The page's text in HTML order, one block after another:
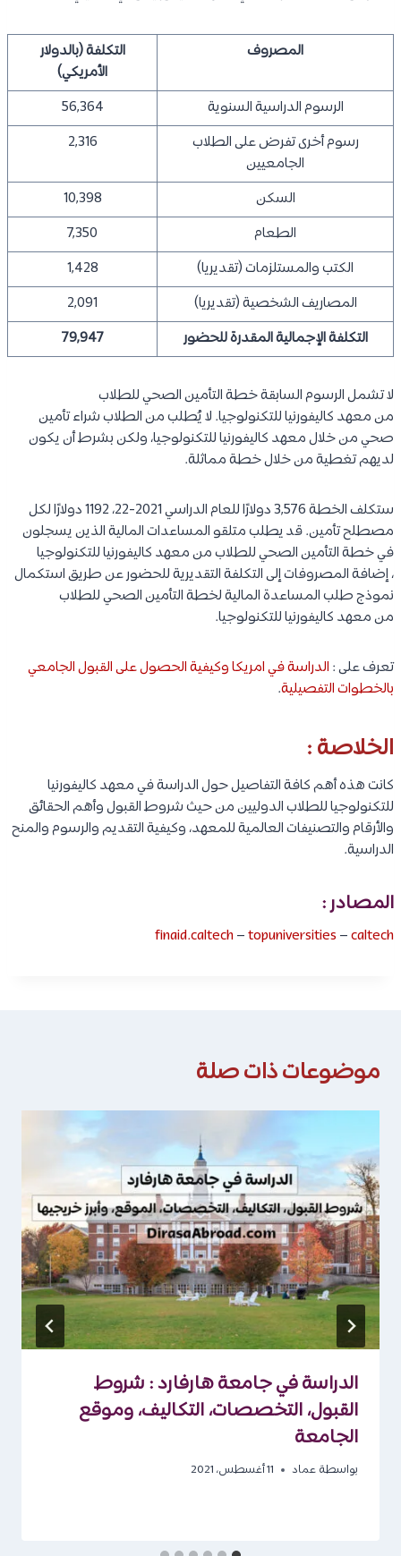
المصروف
التكلفة (بالدولار
الأمريكي)
الرسوم الدراسية السنوية
56,364
رسوم أخرى تفرض على الطلاب
الجامعيين
2,316
السكن
10,398
الطعام
7,350
الكتب والمستلزمات (تقديريا)
1,428
المصاريف الشخصية (تقديريا)
2,091
التكلفة الإجمالية المقدرة للحضور
79,947
لا تشمل الرسوم السابقة خطة التأمين الصحي للطلاب
من معهد كاليفورنيا للتكنولوجيا. لا يُطلب من الطلاب شراء تأمين
صحي من خلال معهد كاليفورنيا للتكنولوجيا، ولكن بشرط أن يكون
لديهم تغطية من خلال خطة مماثلة.
ستكلف الخطة 3,576 دولارًا للعام الدراسي 2021-22، 1192 دولارًا لكل
مصطلح تأمين. قديطلب متلقو المساعدات المالية الذين يسجلون
في خطة التأمين الصحي للطلاب من معهد كاليفورنيا للتكنولوجيا
، إضافة المصروفات إلى التكلفة التقديرية للحضور عن طريق استكمال
نموذج طلب المساعدة المالية لخطة التأمين الصحي للطلاب
من معهد كاليفورنيا للتكنولوجيا.
تعرف على : الدراسة في امريكا وكيفية الحصول على القبول الجامعي
بالخطوات التفصيلية.
الخلاصة :
كانت هذه أهم كافة التفاصيل حول الدراسة في معهد كاليفورنيا
للتكنولوجيا للطلاب الدوليين من حيث شروط القبول وأهم الحقائق
والأرقام والتصنيفات العالمية للمعهد، وكيفية التقديم والرسوم والمنح
الدراسية.
المصادر :
finaid.caltech–topuniversities –caltech
موضوعات ذات صلة
الدراسة في جامعة هارفارد : شروط
القبول، التخصصات، التكاليف، وموقع
الجامعة
بواسطة عماد 11 أغسطس، 2021